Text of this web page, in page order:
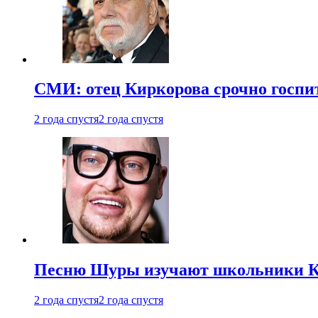
СМИ: отец Киркорова срочно
2 года спустя2 года спустя
Песню Шуры изучают школьники
2 года спустя2 года спустя